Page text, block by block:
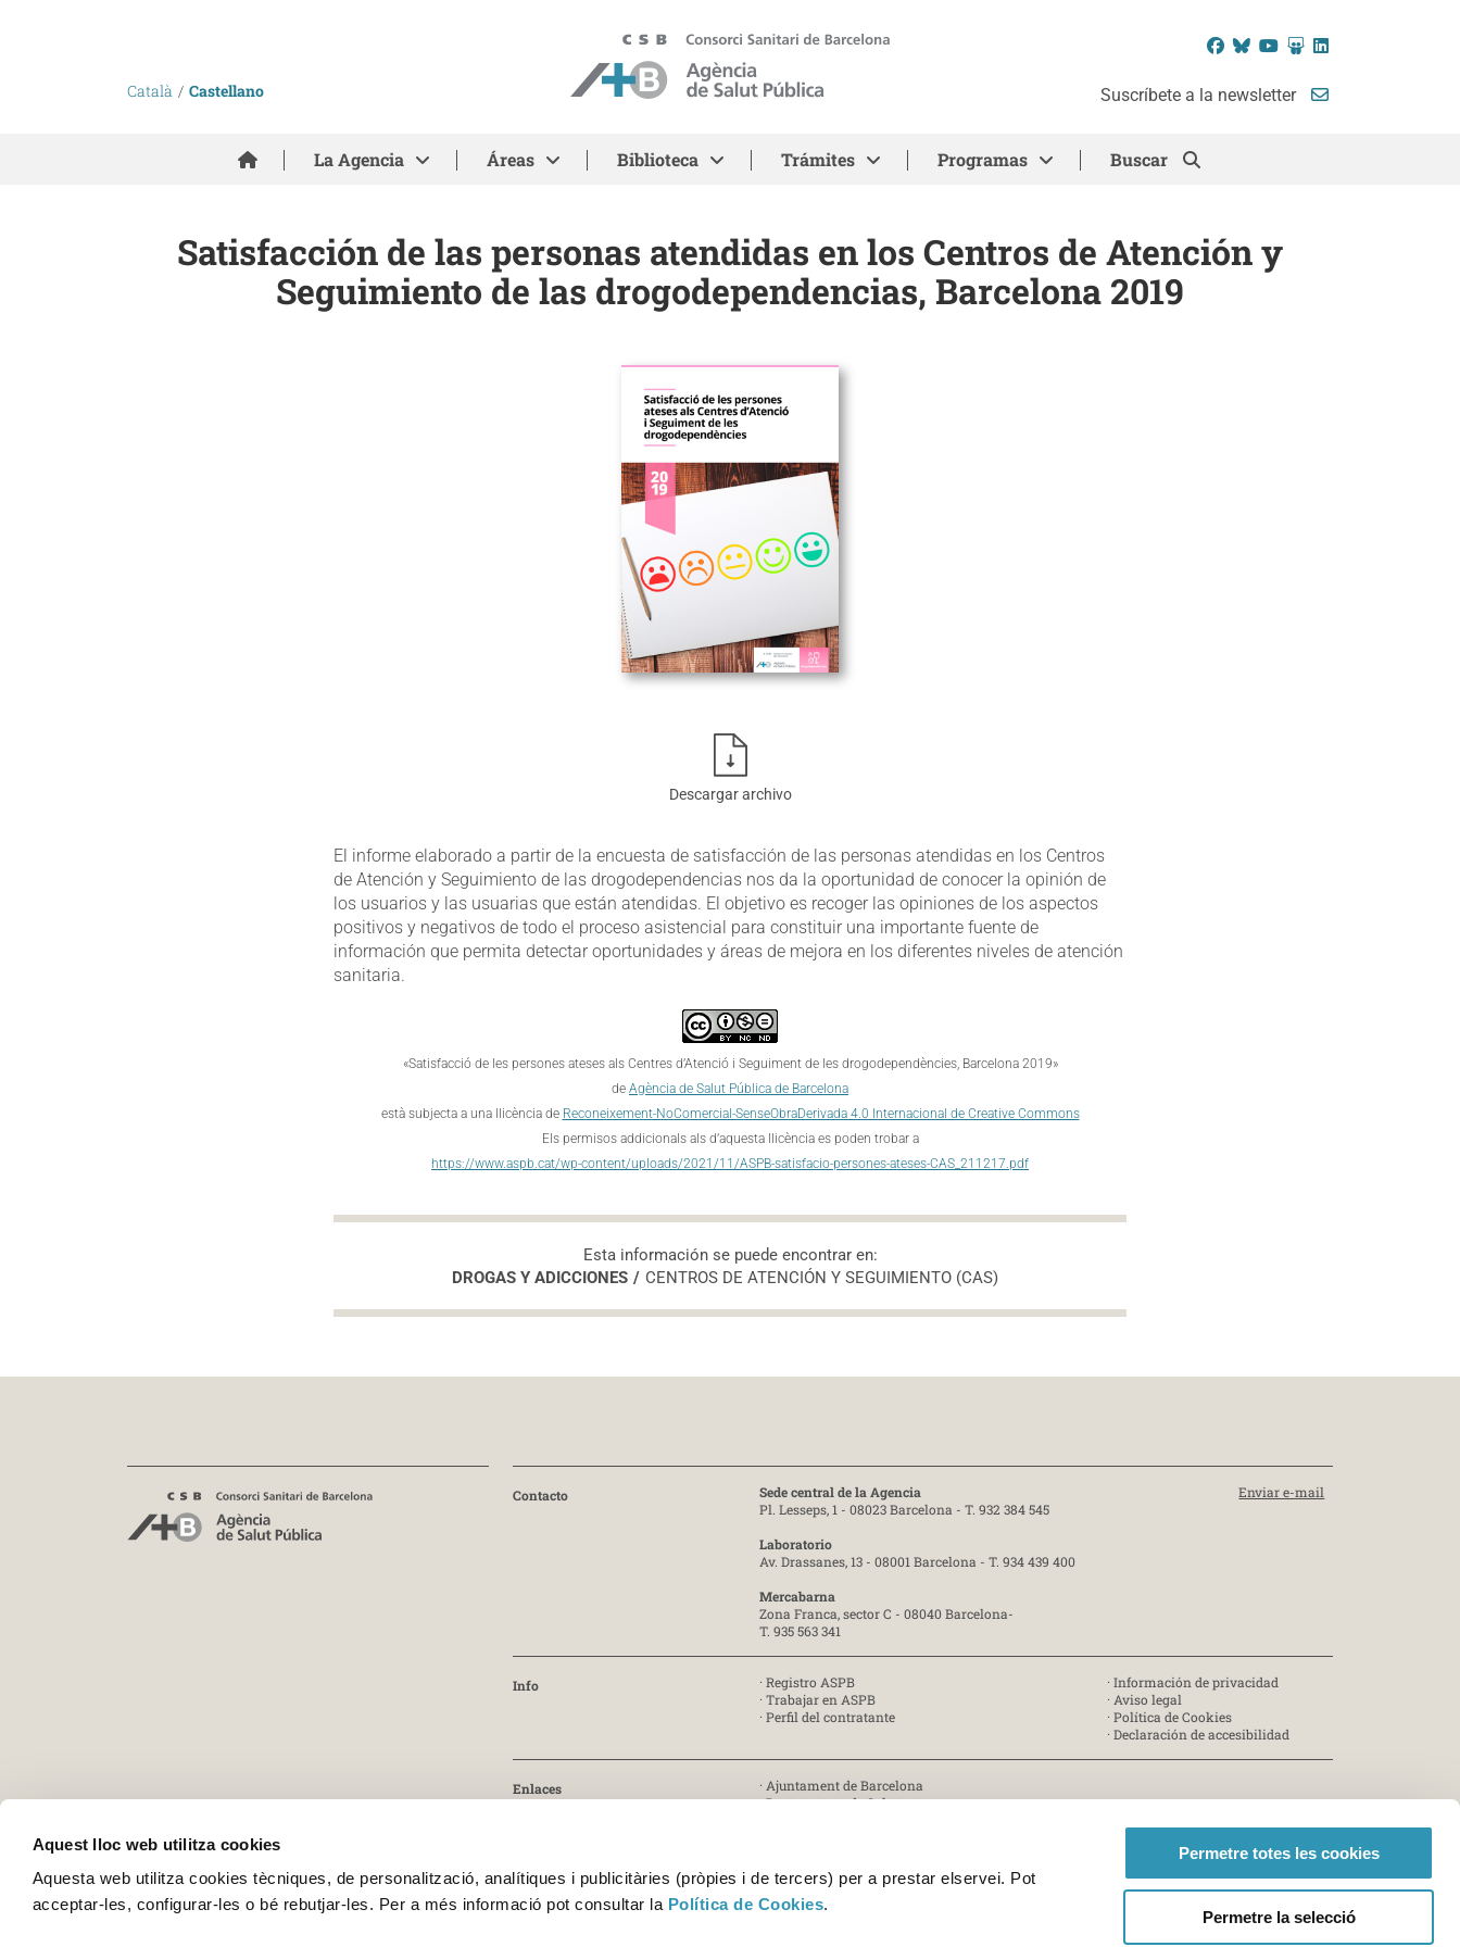
Aquest lloc web utilitza cookies
Aquesta web utilitza cookies tècniques, de personalització, analítiques i publicitàries (pròpies i de tercers) per a prestar elservei. Pot
acceptar-les, configurar-les o bé rebutjar-les. Per a més informació pot consultar la Política de Cookies.
Permetre totes les cookies
Permetre la selecció
Català Castellano
Facebook
BlueskyYouTube
SlideShare
LinkedIn
Suscríbete a la newsletter
Inici La Agencia Áreas Biblioteca Trámites Programas Buscar
Satisfacción de las personas atendidas en los Centros de Atención y
Seguimiento de las drogodependencias, Barcelona 2019
Descargar archivo
El informe elaborado a partir de la encuesta de satisfacción de las personas atendidas en los Centros
de Atención y Seguimiento de las drogodependencias nos da la oportunidad de conocer la opinión de
los usuarios y las usuarias que están atendidas. El objetivo es recoger las opiniones de los aspectos
positivos y negativos de todo el proceso asistencial para constituir una importante fuente de
información que permita detectar oportunidades y áreas de mejora en los diferentes niveles de atención
sanitaria.
«Satisfacció de les persones ateses als Centres d’Atenció i Seguiment de les drogodependències, Barcelona 2019»
de Agència de Salut Pública de Barcelona
està subjecta a una llicència de Reconeixement-NoComercial-SenseObraDerivada 4.0 Internacional de Creative Commons
Els permisos addicionals als d’aquesta llicència es poden trobar a
https://www.aspb.cat/wp-content/uploads/2021/11/ASPB-satisfacio-persones-ateses-CAS_211217.pdf
Esta información se puede encontrar en:
DROGAS Y ADICCIONES
CENTROS DE ATENCIÓN Y SEGUIMIENTO (CAS)
Contacto
Sede central de la Agencia
Pl. Lesseps, 1 - 08023 Barcelona - T. 932 384 545
Laboratorio
Av. Drassanes, 13 - 08001 Barcelona - T. 934 439 400
Mercabarna
Zona Franca, sector C - 08040 Barcelona-
T. 935 563 341
Enviar e-mail
Info · Registro ASPB
· Trabajar en ASPB
· Perfil del contratante
· Información de privacidad
· Aviso legal
· Política de Cookies
· Declaración de accesibilidad
Enlaces · Ajuntament de Barcelona
·Departament de Salut
Certificados
· Certificado ISO 9001:2015 [PDF]
· Certificado ISO 45001:2018 [PDF]
· Certificados UNE-EN ISO/IEC 17025